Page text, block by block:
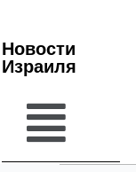
Новости
Израиля